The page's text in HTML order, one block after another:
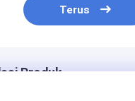
Terus
Produk